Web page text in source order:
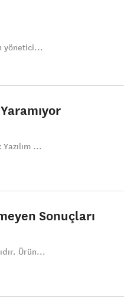
yönetici...
...
Sonuçları
Ürün...